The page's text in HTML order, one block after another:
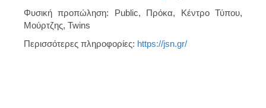
Φυσική προπώληση: Public, Πρόκα, Κέντρο Τύπου,
Μούρτζης, Twins
Περισσότερες πληροφορίες: https://jsn.gr/